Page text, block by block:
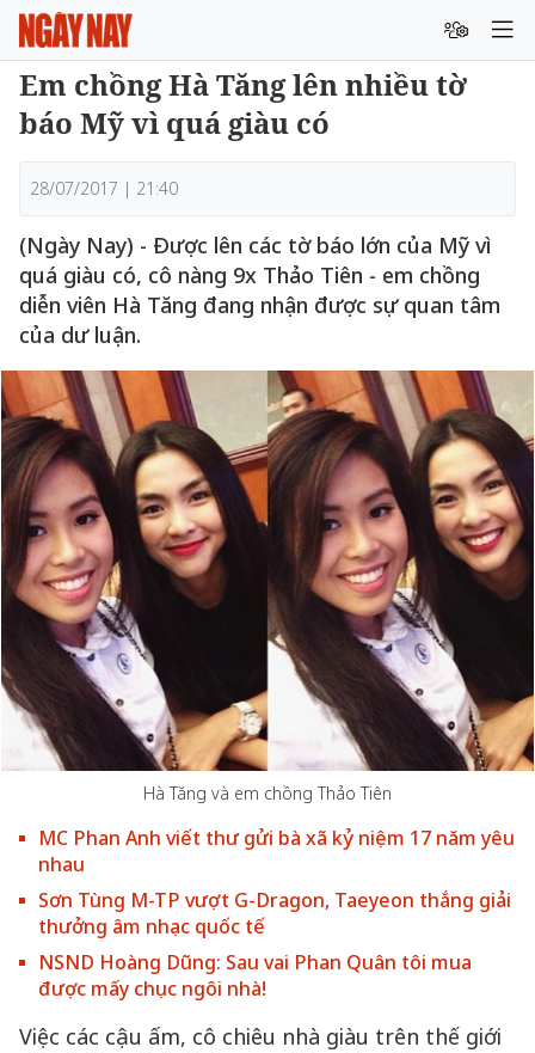
Em chồng Hà Tăng lên nhiều tờ
báo Mỹ vì quá giàu có
28/07/2017 | 21:40
(Ngày Nay) - Được lên các tờ báo lớn của Mỹ vì
quá giàu có, cô nàng 9x Thảo Tiên - em chồng
diễn viên Hà Tăng đang nhận được sự quan tâm
của dư luận.
Hà Tăng và em chồng Thảo Tiên
MC Phan Anh viết thư gửi bà xã kỷ niệm 17 năm yêu
nhau
Sơn Tùng M-TP vượt G-Dragon, Taeyeon thắng giải
thưởng âm nhạc quốc tế
NSND Hoàng Dũng: Sau vai Phan Quân tôi mua
được mấy chục ngôi nhà!
Việc các cậu ấm, cô chiêu nhà giàu trên thế giới